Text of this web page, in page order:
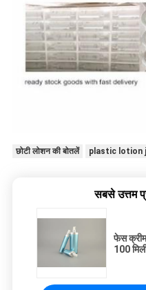
छोटी लोशन की बोतलें plastic lotion
सबसे उत्तम
फेस क्रीम
100